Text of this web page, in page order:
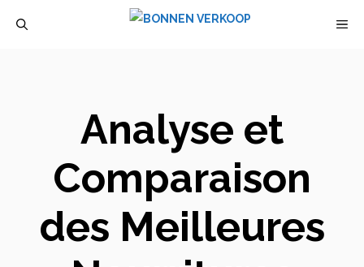
Analyse et
Comparaison
des Meilleures